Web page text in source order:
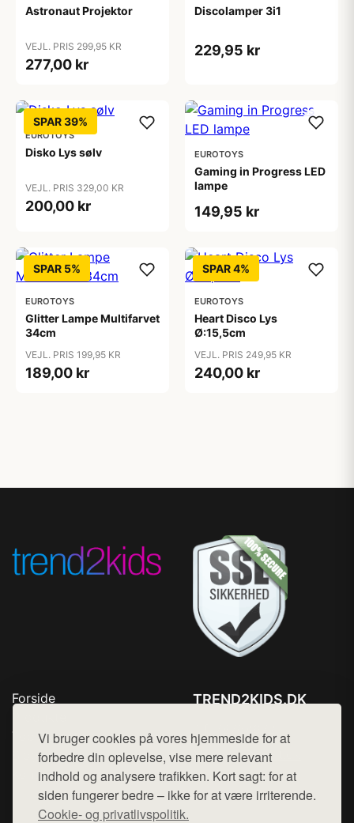
Vi bruger cookies på vores hjemmeside for at
forbedre din oplevelse, vise mere relevant
indhold og analysere trafikken. Kort sagt: for at
siden fungerer bedre – ikke for at være irriterende.
Cookie- og privatlivspolitik.
Astronaut Projektor
VEJL. PRIS 299,95 KR
277,00 kr
Discolamper 3i1
229,95 kr
SPAR 39%
EUROTOYS
Disko Lys sølv
VEJL. PRIS 329,00 KR
200,00 kr
EUROTOYS
Gaming in Progress LED
lampe
149,95 kr
SPAR 5%
EUROTOYS
Glitter Lampe Multifarvet
34cm
VEJL. PRIS 199,95 KR
189,00 kr
SPAR 4%
EUROTOYS
Heart Disco Lys
Ø:15,5cm
VEJL. PRIS 249,95 KR
240,00 kr
Forside
Top Rabatter
Blog
Kontakt
TREND2KIDS.DK
Mail: hej@want.dk
Cookie- og privatlivspolitik